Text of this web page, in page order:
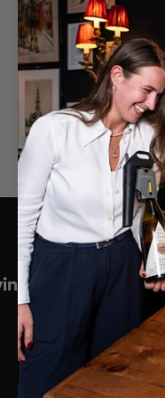
~10 MINUTI
Guide